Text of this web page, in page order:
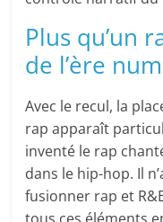
Plus qu’un
de l’ère
Avec le recul, la
rap apparaît
inventé le rap
dans le hip-hop. Il
fusionner rap et